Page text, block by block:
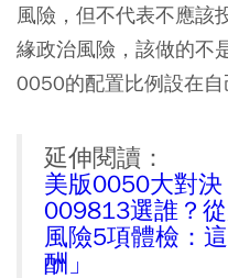
風險，但不代表不應該
緣政治風險，該做的不
0050的配置比例設在自
延伸閱讀：
美版0050大對
009813選誰？
風險5項體檢：
酬」